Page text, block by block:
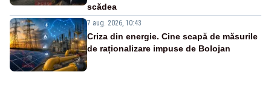
scădea
7 aug. 2026, 10:43
Criza din energie. Cine scapă de măsurile
de raționalizare impuse de Bolojan